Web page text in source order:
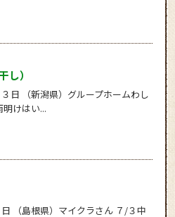
し）
３日 （新潟県）グループホームわし
明けはい...
日 （島根県）マイクラさん ７/３中